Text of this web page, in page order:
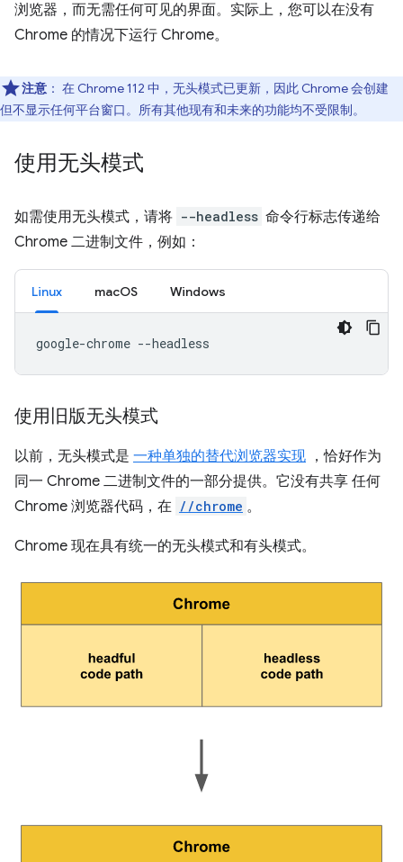
浏览器，而无需任何可见的界面。实际上，您可以在没有
Chrome 的情况下运行 Chrome。
注意 ： 在 Chrome 112 中，无头模式已更新，因此 Chrome 会创建
但不显示任何平台窗口。所有其他现有和未来的功能均不受限制。
使用无头模式
如需使用无头模式，请将 --headless 命令行标志传递给
Chrome 二进制文件，例如：
Linux macOS Windows
google-chrome
使用旧版无头模式
以前，无头模式是 一种单独的替代浏览器实现 ，恰好作为
同一 Chrome 二进制文件的一部分提供。它没有共享 任何
Chrome 浏览器代码，在 //chrome 。
Chrome 现在具有统一的无头模式和有头模式。